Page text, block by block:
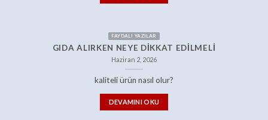
FAYDALI YAZILAR
GIDA ALIRKEN NEYE DIKKAT EDILMELI
Haziran 2, 2026
kaliteli ürün nasıl olur?
DEVAMINI OKU